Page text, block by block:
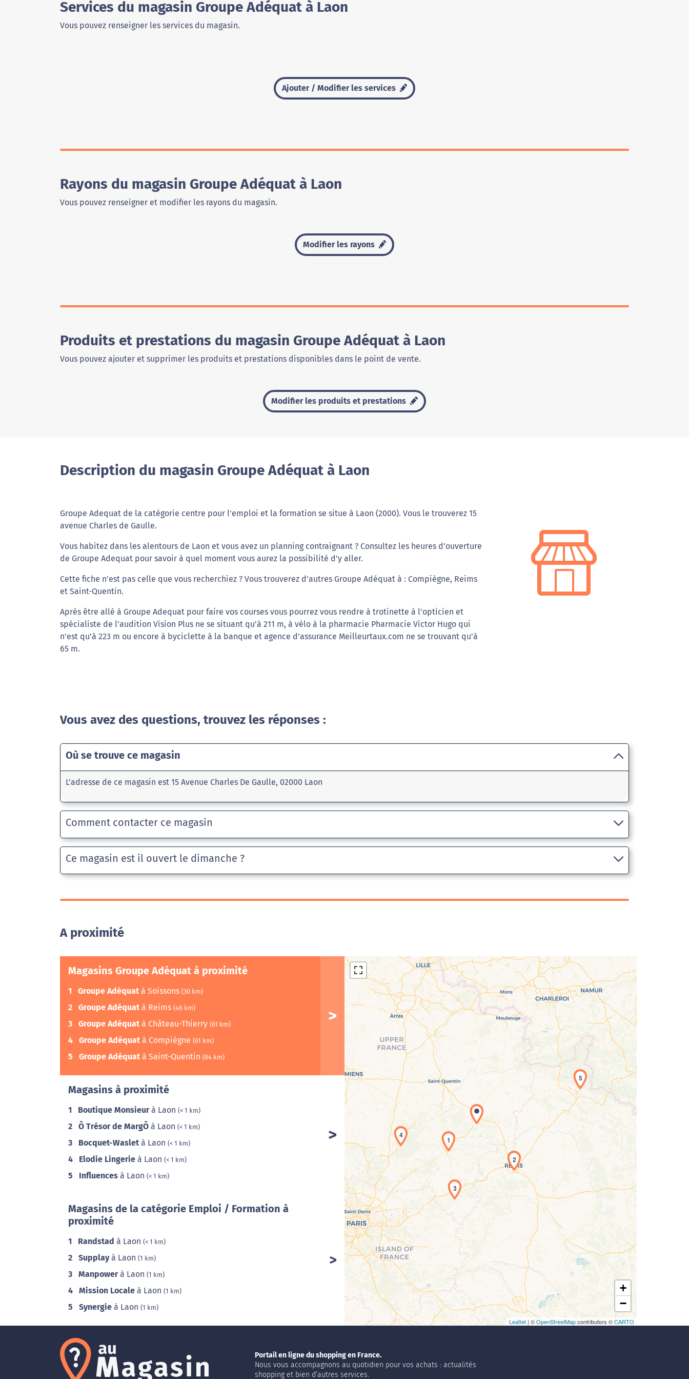
Services du magasin Groupe Adéquat à Laon
Vous pouvez renseigner les services du magasin.
Ajouter / Modifier les services
Rayons du magasin Groupe Adéquat à Laon
Vous pouvez renseigner et modifier les rayons du magasin.
Modifier les rayons
Produits et prestations du magasin Groupe Adéquat à Laon
Vous pouvez ajouter et supprimer les produits et prestations disponibles dans le point de vente.
Modifier les produits et prestations
Description du magasin Groupe Adéquat à Laon
Groupe Adequat de la catégorie centre pour l'emploi et la formation se situe à Laon (2000). Vous le trouverez 15
avenue Charles de Gaulle.
Vous habitez dans les alentours de Laon et vous avez un planning contraignant ? Consultez les heures d'ouverture
de Groupe Adequat pour savoir à quel moment vous aurez la possibilité d'y aller.
Cette fiche n'est pas celle que vous recherchiez ? Vous trouverez d'autres Groupe Adéquat à : Compiègne, Reims
et Saint-Quentin.
Après être allé à Groupe Adequat pour faire vos courses vous pourrez vous rendre à trotinette à l'opticien et
spécialiste de l'audition Vision Plus ne se situant qu'à 211 m, à vélo à la pharmacie Pharmacie Victor Hugo qui
n'est qu'à 223 m ou encore à byciclette à la banque et agence d'assurance Meilleurtaux.com ne se trouvant qu'à
65 m.
Vous avez des questions, trouvez les réponses :
Où se trouve ce magasin
L'adresse de ce magasin est 15 Avenue Charles De Gaulle, 02000 Laon
Comment contacter ce magasin
Ce magasin est il ouvert le dimanche ?
A proximité
Magasins Groupe Adéquat à proximité
1 Groupe Adéquat à Soissons (30 km)
2 Groupe Adéquat à Reims (46 km)
3 Groupe Adéquat à Château-Thierry (61 km)
4 Groupe Adéquat à Compiègne (61 km)
5 Groupe Adéquat à Saint-Quentin (84 km)
Magasins à proximité
1 Boutique Monsieurà Laon (< 1 km)
2 Ô Trésor de MargÔ à Laon (< 1 km)
3 Bocquet-Waslet à Laon (< 1 km)
4 Elodie Lingerie à Laon (< 1 km)
5 Influences à Laon (< 1 km)
Magasins de la catégorie Emploi / Formation à
proximité
1 Randstad à Laon (< 1 km)
2 Supplayà Laon (1 km)
3 Manpowerà Laon (1 km)
4 Mission Locale à Laon (1 km)
5 Synergie à Laon (1 km)
Chargement de la carte en cours...
1
2
3
4
5
+
−
Leaflet | ©OpenStreetMapcontributors ©CARTO
Portail en ligne du shopping en France.
Nous vous accompagnons au quotidien pour vos achats : actualités
shopping et bien d’autres services.